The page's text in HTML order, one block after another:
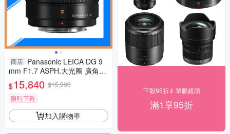
商店 Panasonic LEICA DG 9
mm F1.7 ASPH.大光圈 廣角定
焦 微距(公司貨)
$15,840 $15,990
限時下殺
加入購物車
下殺95折⇓ 單眼鏡頭
滿1享95折